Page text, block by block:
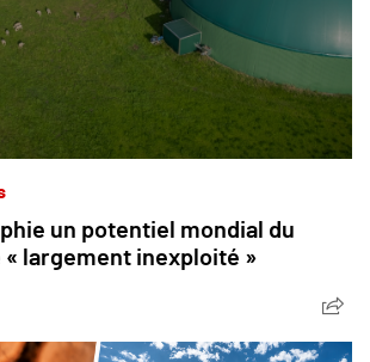
un potentiel mondial du
« largement inexploité »